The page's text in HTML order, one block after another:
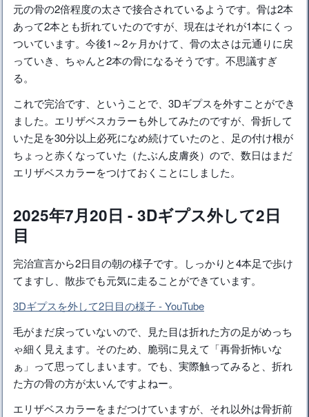
元の骨の2倍程度の太さで接合されているようです。骨は2本
あって2本とも折れていたのですが、現在はそれが1本にくっ
ついています。今後1～2ヶ月かけて、骨の太さは元通りに戻
っていき、ちゃんと2本の骨になるそうです。不思議すぎ
る。
これで完治です、ということで、3Dギプスを外すことができ
ました。エリザベスカラーも外してみたのですが、骨折して
いた足を30分以上必死になめ続けていたのと、足の付け根が
ちょっと赤くなっていた（たぶん皮膚炎）ので、数日はまだ
エリザベスカラーをつけておくことにしました。
2025年7月20日 - 3Dギプス外して2日
目
完治宣言から2日目の朝の様子です。しっかりと4本足で歩け
てますし、散歩でも元気に走ることができています。
3Dギプスを外して2日目の様子 - YouTube
毛がまだ戻っていないので、見た目は折れた方の足がめっち
ゃ細く見えます。そのため、脆弱に見えて「再骨折怖いな
ぁ」って思ってしまいます。でも、実際触ってみると、折れ
た方の骨の方が太いんですよねー。
エリザベスカラーをまだつけていますが、それ以外は骨折前